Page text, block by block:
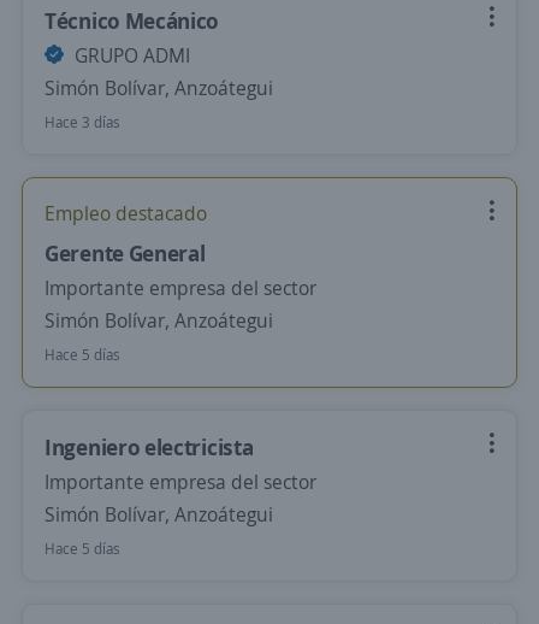
Técnico Mecánico
GRUPO ADMI
Simón Bolívar, Anzoátegui
Hace 3 días
Empleo destacado
Gerente General
Importante empresa del sector
Simón Bolívar, Anzoátegui
Hace 5 días
Ingeniero electricista
Importante empresa del sector
Simón Bolívar, Anzoátegui
Hace 5 días